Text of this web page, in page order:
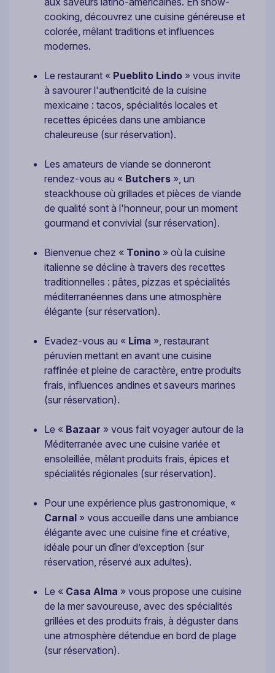
cooking, découvrez une cuisine généreuse et
colorée, mêlant traditions et influences
modernes.
Le restaurant « Pueblito Lindo » vous invite
à savourer l'authenticité de la cuisine
mexicaine : tacos, spécialités locales et
recettes épicées dans une ambiance
chaleureuse (sur réservation).
Les amateurs de viande se donneront
rendez-vous au « Butchers », un
steackhouse où grillades et pièces de viande
de qualité sont à l'honneur, pour un moment
gourmand et convivial (sur réservation).
Bienvenue chez « Tonino » où la cuisine
italienne se décline à travers des recettes
traditionnelles : pâtes, pizzas et spécialités
méditerranéennes dans une atmosphère
élégante (sur réservation).
Evadez-vous au « Lima », restaurant
péruvien mettant en avant une cuisine
raffinée et pleine de caractère, entre produits
frais, influences andines et saveurs marines
(sur réservation).
Le « Bazaar » vous fait voyager autour de la
Méditerranée avec une cuisine variée et
ensoleillée, mêlant produits frais, épices et
spécialités régionales (sur réservation).
Pour une expérience plus gastronomique, «
Carnal » vous accueille dans une ambiance
élégante avec une cuisine fine et créative,
idéale pour un dîner d’exception (sur
réservation, réservé aux adultes).
Le « Casa Alma » vous propose une cuisine
de la mer savoureuse, avec des spécialités
grillées et des produits frais, à déguster dans
une atmosphère détendue en bord de plage
(sur réservation).